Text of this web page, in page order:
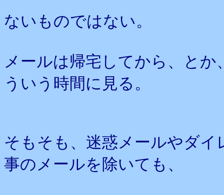
ないものではない。
メールは帰宅してから、と
ういう時間に見る。
そもそも、迷惑メールやダ
事のメールを除いても、